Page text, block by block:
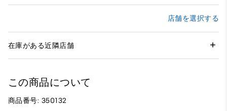
店舗を選択する
在庫がある近隣店舗
この商品について
商品番号: 350132